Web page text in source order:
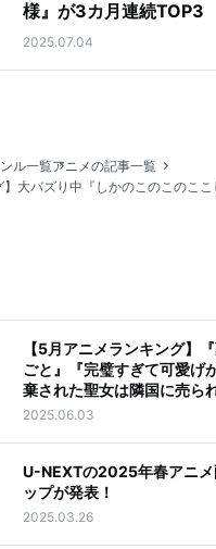
様』が3カ月連続TOP3
2025.07.04
ル一覧アニメの記事一覧
【5月アニメランキング】
ごと』『完璧すぎて可愛げ
棄された聖女は隣国に売ら
2025.06.03
U-NEXTの2025年春アニメ
ップが発表！
2025.03.26